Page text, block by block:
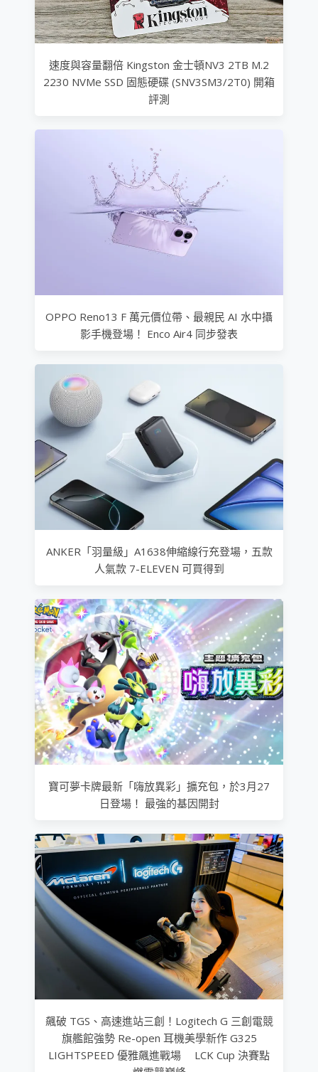
速度與容量翻倍 Kingston 金士頓NV3 2TB M.2
2230 NVMe SSD 固態硬碟 (SNV3SM3/2T0) 開箱
評測
OPPO Reno13 F 萬元價位帶、最親民 AI 水中攝
影手機登場！ Enco Air4 同步發表
ANKER「羽量級」A1638伸縮線行充登場，五款
人氣款 7-ELEVEN 可買得到
寶可夢卡牌最新「嗨放異彩」擴充包，於3月27
日登場！ 最強的基因開封
飆破 TGS、高速進站三創！Logitech G 三創電競
旗艦館強勢 Re-open 耳機美學新作 G325
LIGHTSPEED 優雅飆進戰場 LCK Cup 決賽點